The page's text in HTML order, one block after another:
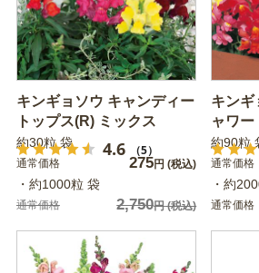
キンギョソウ キャンディー
トップス(R) ミックス
4.6 （5）
約30粒 袋
通常価格 275円 (税込)
・約1000粒 袋
通常価格 2,750円(税込)
キンギ
ャワー
約90粒
通常価格
・約
通常価格